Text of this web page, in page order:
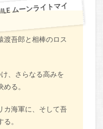
ムーンライトマイ
渡吾郎と相棒のロス
、さらなる高みを
る。
カ海軍に、そして吾
。